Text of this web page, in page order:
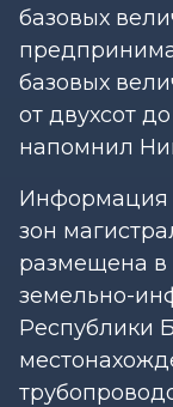
базовых
базовых
от двухсот
напомнил
Информация
зон
размещена в
земельно-
Республики